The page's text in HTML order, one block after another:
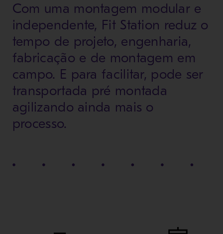
Com uma montagem modular e
independente, Fit Station reduz o
tempo de projeto, engenharia,
fabricação e de montagem em
campo. E para facilitar, pode ser
transportada pré montada
agilizando ainda mais o
processo.